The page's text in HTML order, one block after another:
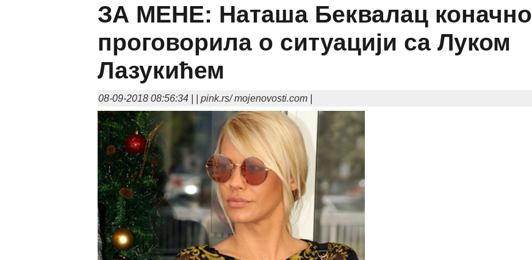
ЗА МЕНЕ: Наташа Беквалац коначно
проговорила о ситуацији са Луком
Лазукићем
08-09-2018 08:56:34 | | pink.rs/ mojenovosti.com |